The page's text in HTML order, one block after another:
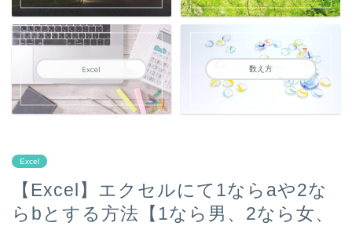
Excel 数え方
Excel
【Excel】エクセルにて1ならaや2な
らbとする方法【1なら男、2なら女、